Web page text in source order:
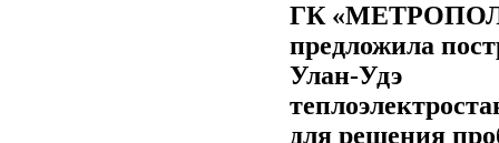
ГК
предложила
Улан-Удэ
для решения